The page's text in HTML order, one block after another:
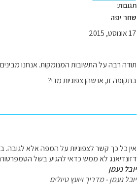
תגובות:
שחר יפה
17 אוגוסט, 2015
תודה רבה על התשובות המנומקות. אנחנו
בתקופה זו, או שהן צפוניות מדי?
אין כל כך קשר לצפוניות על המפה אלא לגובה.
דזונדיאנג לא ממש כדאי להגיע בשל
יובל נעמן
יובל נעמן - מדריך ויועץ טיולים